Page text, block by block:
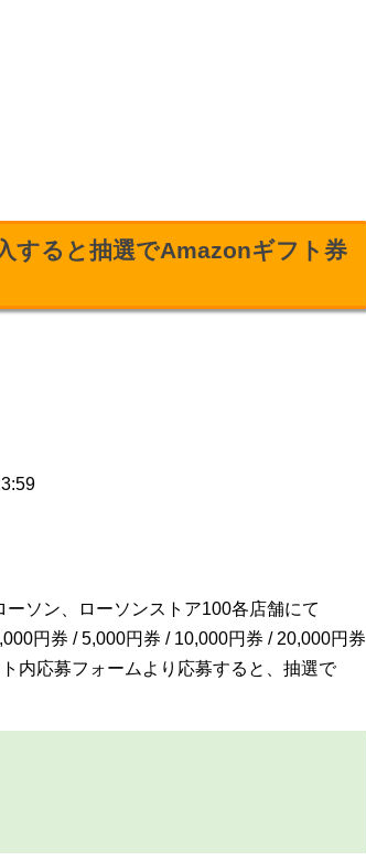
すると抽選でAmazonギフト券
ソン、ローソンストア100各店舗にて
円券 / 5,000円券 / 10,000円券 / 20,000円券
内応募フォームより応募すると、抽選で